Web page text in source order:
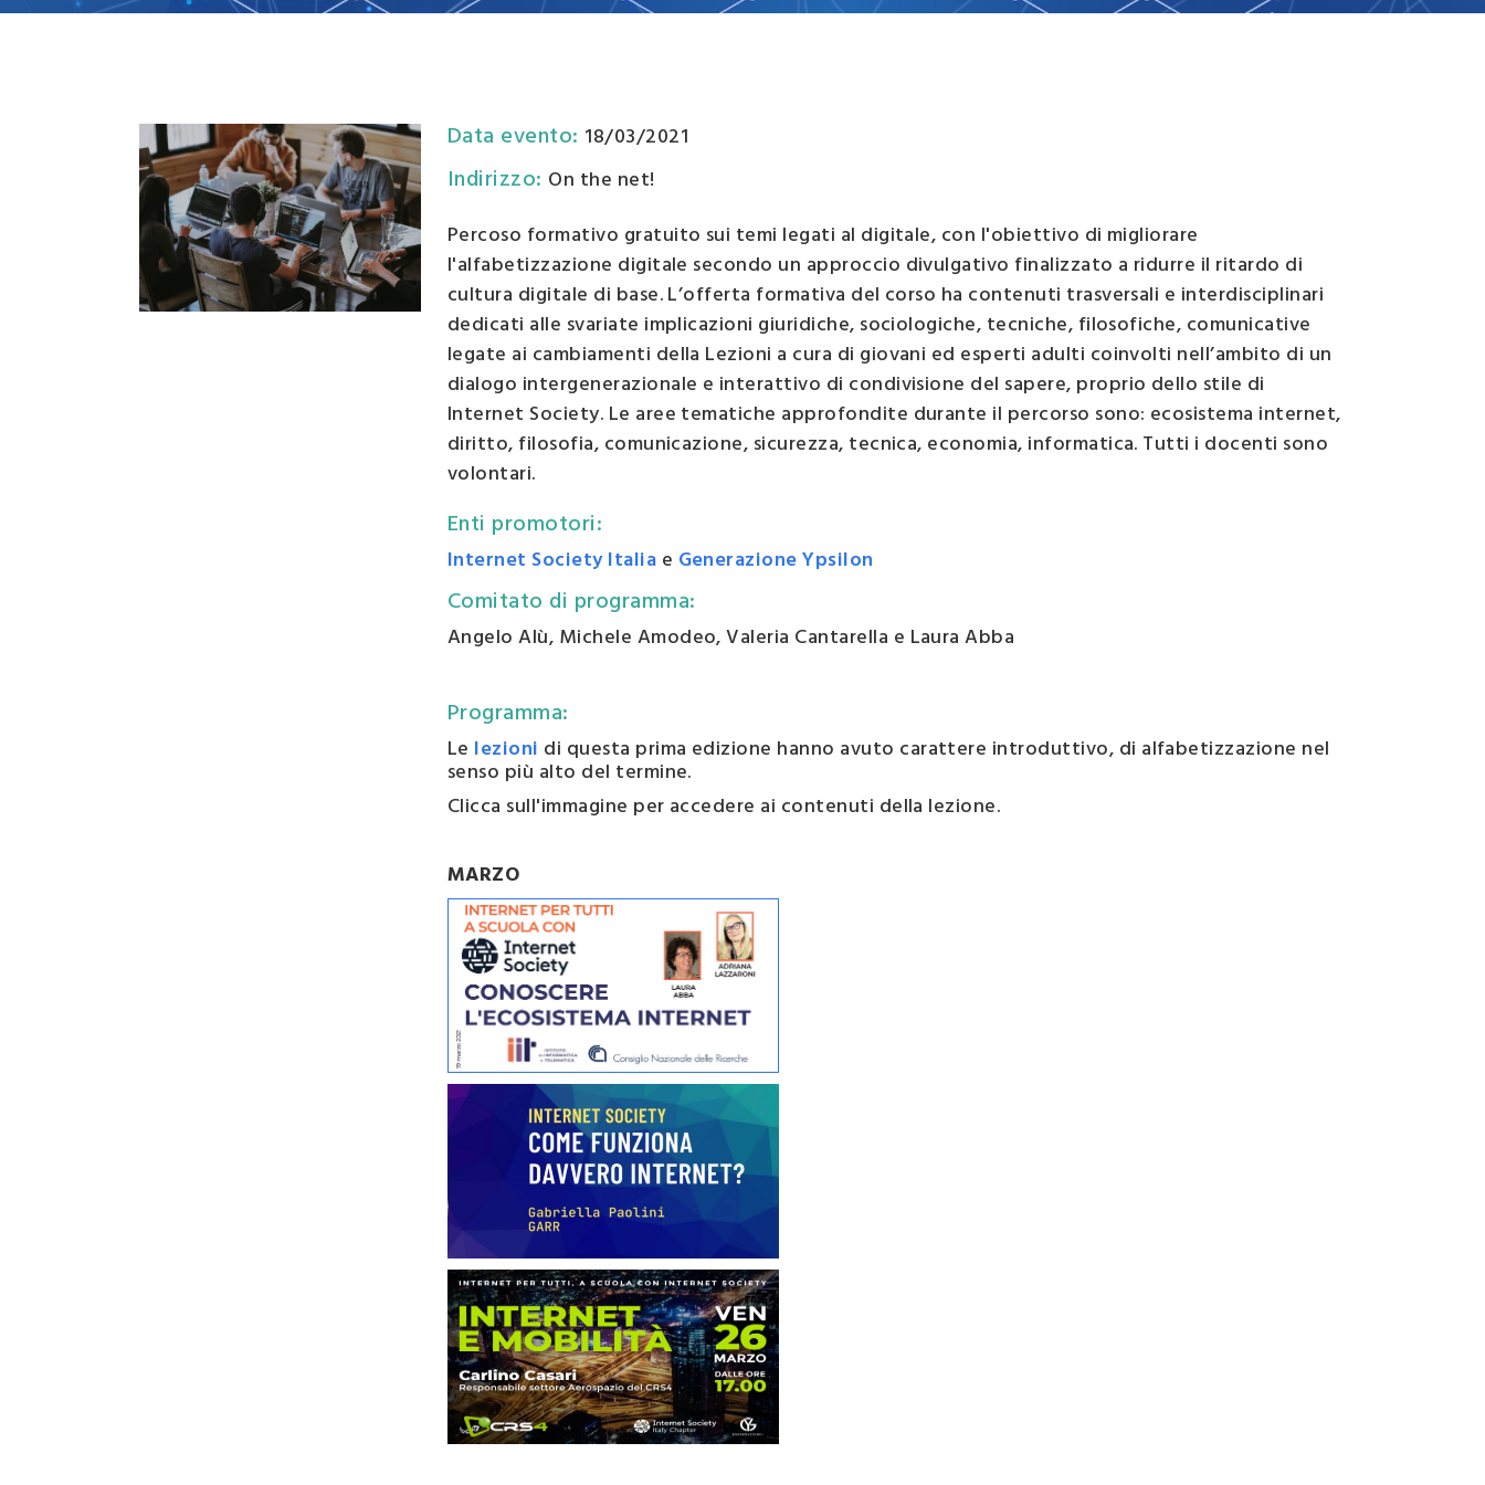
Campi
Statuto
i
Data evento: 18/03/2021
Indirizzo: On the net!
Percoso formativo gratuito sui temi legati al digitale, con l'obiettivo di migliorare
l'alfabetizzazione digitale secondo un approccio divulgativo finalizzato a ridurre il ritardo di
cultura digitale di base. L’offerta formativa del corso ha contenuti trasversali e interdisciplinari
dedicati alle svariate implicazioni giuridiche, sociologiche, tecniche, filosofiche, comunicative
legate ai cambiamenti della Lezioni a cura di giovani ed esperti adulti coinvolti nell’ambito di un
dialogo intergenerazionale e interattivo di condivisione del sapere, proprio dello stile di
Internet Society. Le aree tematiche approfondite durante il percorso sono: ecosistema internet,
diritto, filosofia, comunicazione, sicurezza, tecnica, economia, informatica. Tutti i docenti sono
volontari.
Enti promotori:
Internet Society Italia e Generazione Ypsilon
Comitato di programma:
Angelo Alù, Michele Amodeo, Valeria Cantarella e Laura Abba
Programma:
Le lezioni di questa prima edizione hanno avuto carattere introduttivo, di alfabetizzazione nel
senso più alto del termine.
Clicca sull'immagine per accedere ai contenuti della lezione.
MARZO